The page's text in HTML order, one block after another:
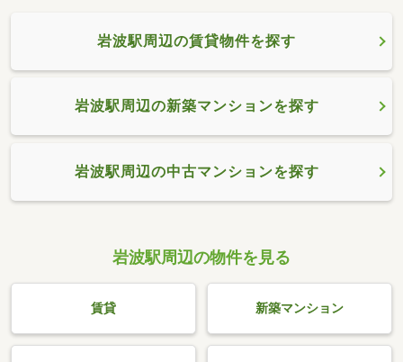
岩波駅周辺の賃貸物件を探す
岩波駅周辺の新築マンションを探す
岩波駅周辺の中古マンションを探す
岩波駅周辺の物件を見る
賃貸 新築マンション